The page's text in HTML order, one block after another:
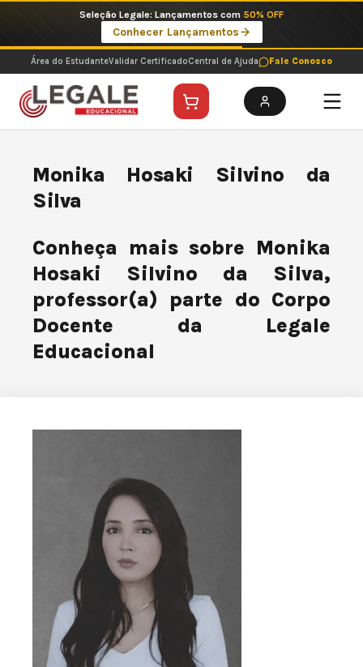
o
conteúdo
Seleção Legale: Lançamentos com 50% OFF
Conhecer Lançamentos
Área do EstudanteValidar CertificadoCentral de Ajuda Fale Conosco
Monika Hosaki Silvino da
Silva
Conheça mais sobre Monika
Hosaki Silvino da Silva,
professor(a) parte do Corpo
Docente da Legale
Educacional